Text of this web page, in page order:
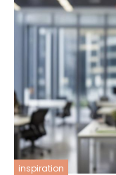
inspiration